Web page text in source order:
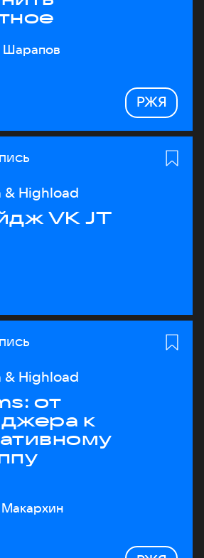
Шарапов
РЖЯ
& Highload
VK JT
& Highload
от
к